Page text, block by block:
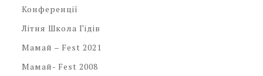
Конференції
Літня Школа Гідів
Мамай – Fest 2021
Мамай- Fest 2008